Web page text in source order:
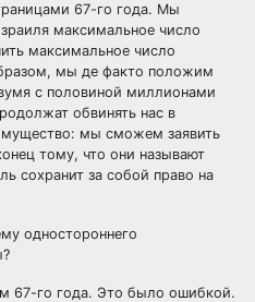
67-го года. Мы
максимальное число
максимальное число
мы де факто положим
с половиной миллионами
обвинять нас в
мы сможем заявить
тому, что они называют
сохранит за собой право на
одностороннего
67-го года. Это было ошибкой.